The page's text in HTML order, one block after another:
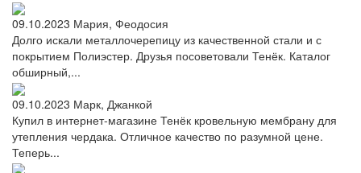
09.10.2023 Мария, Феодосия
Долго искали металлочерепицу из качественной стали и с
покрытием Полиэстер. Друзья посоветовали Тенёк. Каталог
обширный,...
09.10.2023 Марк, Джанкой
Купил в интернет-магазине Тенёк кровельную мембрану для
утепления чердака. Отличное качество по разумной цене.
Теперь...